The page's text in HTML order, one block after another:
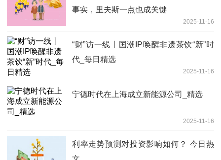
事实，里夫斯一点也成关键
2025-11-16
“财”访一线丨国潮IP唤醒非遗茶饮“新”时
代_每日精选
2025-11-16
宁德时代在上海成立新能源公司_精选
2025-11-16
利率走势预测对投资影响如何？ 今日热